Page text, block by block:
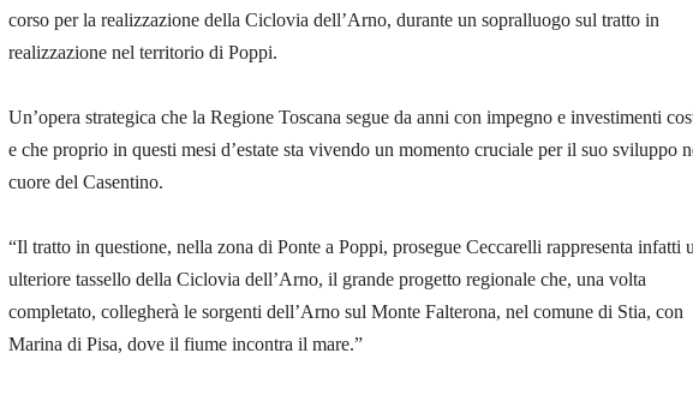
corso per la realizzazione della Ciclovia dell’Arno, durante un sopralluogo sul tratto in
realizzazione nel territorio di Poppi.
Un’opera strategica che la Regione Toscana segue da anni con impegno e investimenti
e che proprio in questi mesi d’estate sta vivendo un momento cruciale per il suo sviluppo
cuore del Casentino.
“Il tratto in questione, nella zona di Ponte a Poppi, prosegue Ceccarelli rappresenta infatti
ulteriore tassello della Ciclovia dell’Arno, il grande progetto regionale che, una volta
completato, collegherà le sorgenti dell’Arno sul Monte Falterona, nel comune di Stia, con
Marina di Pisa, dove il fiume incontra il mare.”